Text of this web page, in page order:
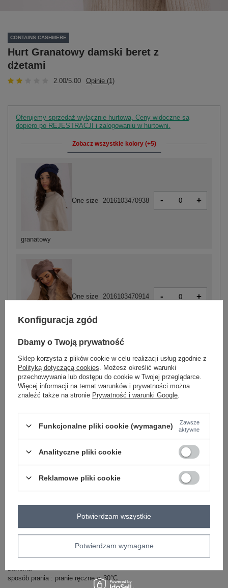
CONTAINS CASHMERE
Hurt Granatowy damski beret z
dżetami
2.00/5.00 Opinie (1)
Oferujemy sprzedaż wyłącznie hurtową. Ceny widoczne są
dopiero po REJESTRACJI i zalogowaniu w hurtowni.
Zobacz wszystkie kolory (+5)
One size 2016103470914 - +
granatowy
One size 2016103470938 - +
One size 2016103470952 -
ZALOGUJ SIĘ I ZOBACZ CENĘ
Masz pytanie? Chętnie pomożemy.
Zadzwoń+48 601 547 740 Zadaj pytanie
skład materiału : 20% kaszmir, 50% akryl , 30%
sposób prania : pranie ręczne w 30°C
Konfiguracja zgód
Dbamy o Twoją prywatność
Sklep korzysta z plików cookie w celu realizacji usług zgodnie z
Polityką dotyczącą cookies . Możesz określić warunki
przechowywania lub dostępu do cookie w Twojej przeglądarce.
Więcej informacji na temat warunków i prywatności można
znaleźć także na stronie Prywatność i warunki Google
Funkcjonalne pliki cookie (wymagane)
Zawsze
aktywne
Analityczne pliki cookie
Reklamowe pliki cookie
Potwierdzam wymagane
Potwierdzam wszystkie